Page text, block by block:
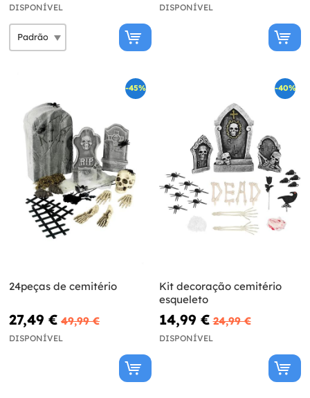
DISPONÍVEL DISPONÍVEL
-45%
24peças de cemitério
27,49 € 49,99 €
DISPONÍVEL
-40%
Kit decoração cemitério
esqueleto
14,99 € 24,99 €
DISPONÍVEL